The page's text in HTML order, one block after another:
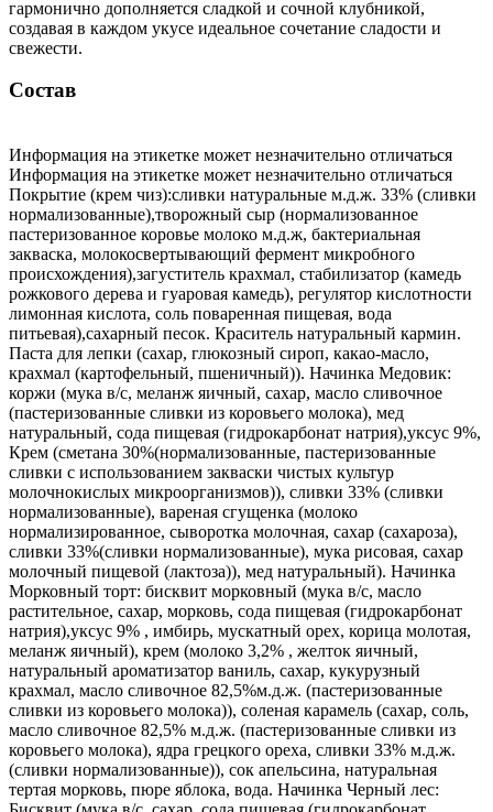
гармонично дополняется сладкой и сочной клубникой,
создавая в каждом укусе идеальное сочетание сладости и
свежести.
Состав
Информация на этикетке может незначительно отличаться
Информация на этикетке может незначительно отличаться
Покрытие (крем чиз):сливки натуральные м.д.ж. 33% (сливки
нормализованные),творожный сыр (нормализованное
пастеризованное коровье молоко м.д.ж, бактериальная
закваска, молокосвертывающий фермент микробного
происхождения),загуститель крахмал, стабилизатор (камедь
рожкового дерева и гуаровая камедь), регулятор кислотности
лимонная кислота, соль поваренная пищевая, вода
питьевая),сахарный песок. Краситель натуральный кармин.
Паста для лепки (сахар, глюкозный сироп, какао-масло,
крахмал (картофельный, пшеничный)). Начинка Медовик:
коржи (мука в/с, меланж яичный, сахар, масло сливочное
(пастеризованные сливки из коровьего молока), мед
натуральный, сода пищевая (гидрокарбонат натрия),уксус 9%,
Крем (сметана 30%(нормализованные, пастеризованные
сливки с использованием закваски чистых культур
молочнокислых микроорганизмов)), сливки 33% (сливки
нормализованные), вареная сгущенка (молоко
нормализированное, сыворотка молочная, сахар (сахароза),
сливки 33%(сливки нормализованные), мука рисовая, сахар
молочный пищевой (лактоза)), мед натуральный). Начинка
Морковный торт: бисквит морковный (мука в/с, масло
растительное, сахар, морковь, сода пищевая (гидрокарбонат
натрия),уксус 9% , имбирь, мускатный орех, корица молотая,
меланж яичный), крем (молоко 3,2% , желток яичный,
натуральный ароматизатор ваниль, сахар, кукурузный
крахмал, масло сливочное 82,5%м.д.ж. (пастеризованные
сливки из коровьего молока)), соленая карамель (сахар, соль,
масло сливочное 82,5% м.д.ж. (пастеризованные сливки из
коровьего молока), ядра грецкого ореха, сливки 33% м.д.ж.
(сливки нормализованные)), сок апельсина, натуральная
тертая морковь, пюре яблока, вода. Начинка Черный лес: